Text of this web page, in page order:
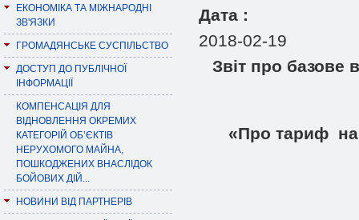
ЕКОНОМІКА ТА МІЖНАРОДНІ
ЗВ'ЯЗКИ
ГРОМАДЯНСЬКЕ СУСПІЛЬСТВО
ДОСТУП ДО ПУБЛІЧНОЇ
ІНФОРМАЦІЇ
КОМПЕНСАЦІЯ ДЛЯ
ВІДНОВЛЕННЯ ОКРЕМИХ
КАТЕГОРІЙ ОБ’ЄКТІВ
НЕРУХОМОГО МАЙНА,
ПОШКОДЖЕНИХ ВНАСЛІДОК
БОЙОВИХ ДІЙ...
НОВИНИ ВІД ПАРТНЕРІВ
Дата :
2018-02-19
Звіт про базове
«Про тариф на